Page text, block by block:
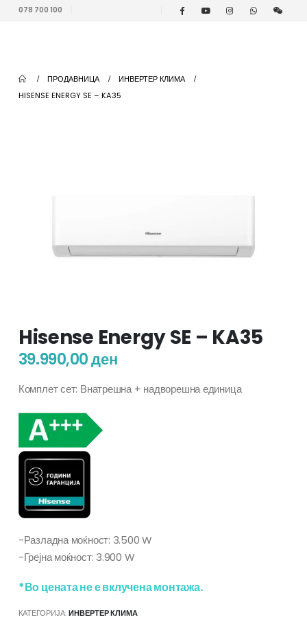
078 700 100
ПРОДАВНИЦА
ИНВЕРТЕР КЛИМА
HISENSE ENERGY SE – KA35
Hisense Energy SE – KA35
39.990,00ден
Комплет сет: Внатрешна + надворешна единица
-Разладна моќност: 3.500 W
-Грејна моќност: 3.900 W
*Во цената не е вклучена монтажа.
КАТЕГОРИЈА:ИНВЕРТЕР КЛИМА